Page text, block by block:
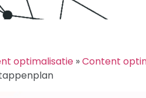
optimalisatie »Content